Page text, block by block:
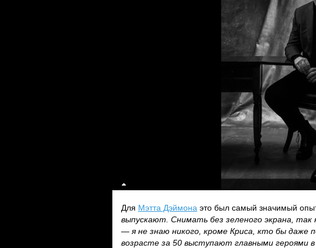
Для Мэтта Дэймона это был самый значимый
выпускают. Снимать без зеленого экрана, так
— я не знаю никого, кроме Криса, кто бы даже
возрасте за 50 выступают главными героями